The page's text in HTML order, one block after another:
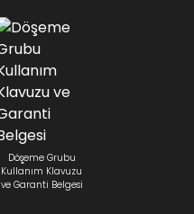
Döşeme Grubu
Kullanım Klavuzu
ve Garanti Belgesi